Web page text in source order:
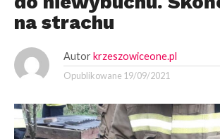
na strachu
Autor krzeszowiceone.pl
Opublikowane 19/09/2021